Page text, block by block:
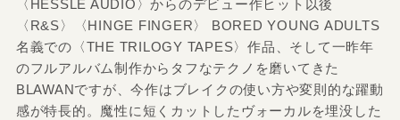
〈HESSLE AUDIO〉からのデビュー作ヒット以後
〈R&S〉〈HINGE FINGER〉 BORED YOUNG ADULTS
名義での〈THE TRILOGY TAPES〉作品、そして一昨年
のフルアルバム制作からタフなテクノを磨いてきた
BLAWANですが、今作はブレイクの使い方や変則的な躍動
感が特長的。魔性に短くカットしたヴォーカルを埋没した